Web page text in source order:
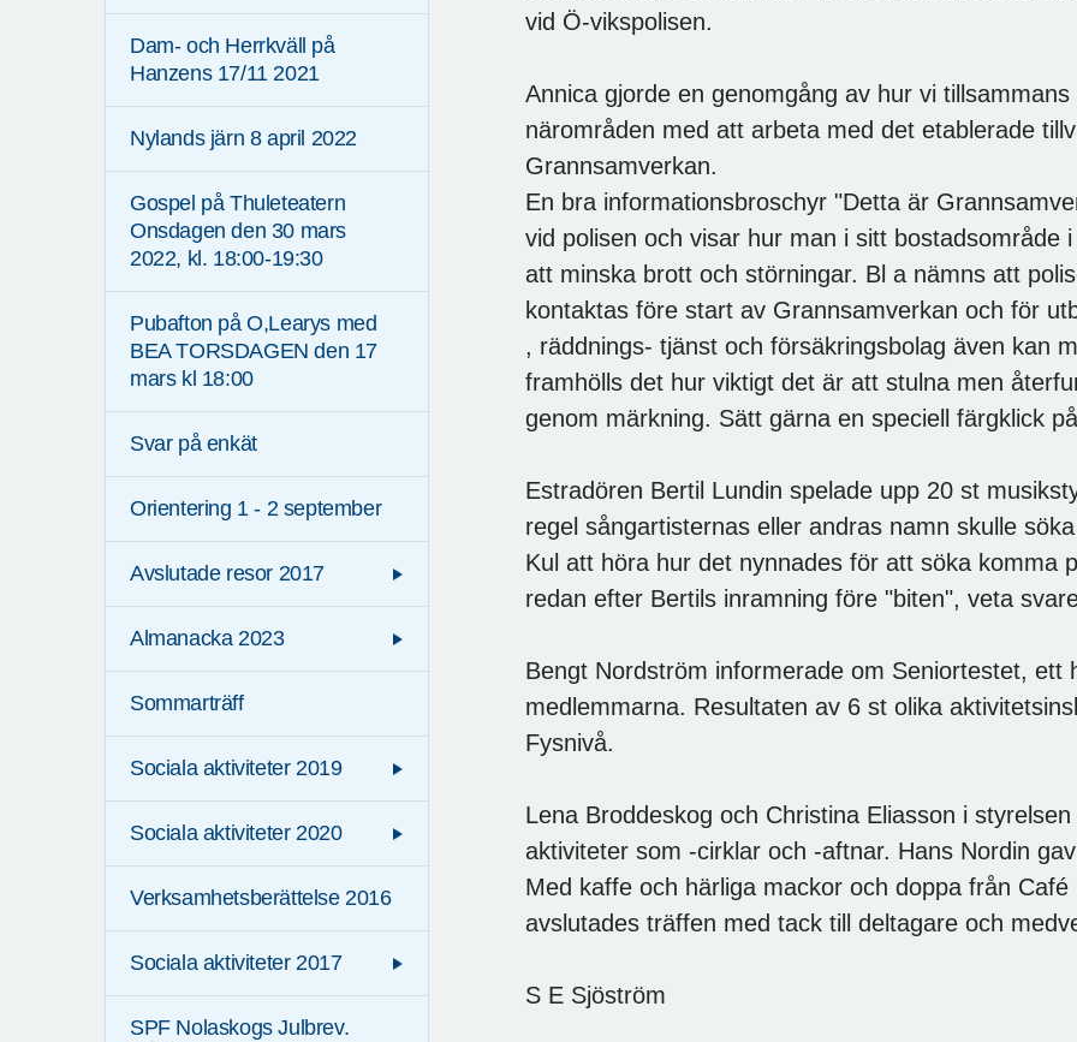
Dam- och Herrkväll på
Hanzens 17/11 2021
Nylands järn 8 april 2022
Gospel på Thuleteatern
Onsdagen den 30 mars
2022, kl. 18:00-19:30
Pubafton på O,Learys med
BEA TORSDAGEN den 17
mars kl 18:00
Svar på enkät
Orientering 1 - 2 september
Avslutade resor 2017
Almanacka 2023
Sommarträff
Sociala aktiviteter 2019
Sociala aktiviteter 2020
Verksamhetsberättelse 2016
Sociala aktiviteter 2017
SPF Nolaskogs Julbrev.
vid Ö-vikspolisen.
Annica gjorde en genomgång av hur vi
närområden med att arbeta med det etablerade
Grannsamverkan.
En bra informationsbroschyr "Detta är
vid polisen och visar hur man i sitt bostadsområde
att minska brott och störningar. Bl a nämns att
kontaktas före start av Grannsamverkan och för
, räddnings- tjänst och försäkringsbolag även kan
framhölls det hur viktigt det är att stulna men
genom märkning. Sätt gärna en speciell färgklick
Estradören Bertil Lundin spelade upp 20 st
regel sångartisternas eller andras namn skulle
Kul att höra hur det nynnades för att söka komma
redan efter Bertils inramning före "biten", veta
Bengt Nordström informerade om Seniortestet, ett
medlemmarna. Resultaten av 6 st olika
Fysnivå.
Lena Broddeskog och Christina Eliasson i
aktiviteter som -cirklar och -aftnar. Hans Nordin
Med kaffe och härliga mackor och doppa från
avslutades träffen med tack till deltagare och
S E Sjöström